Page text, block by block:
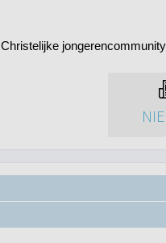
Christelijke jongerencommunity